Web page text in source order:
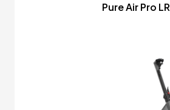
Pure Air Pro LR